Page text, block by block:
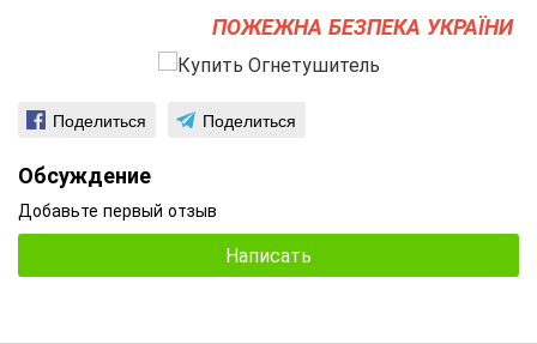
ПОЖЕЖНА БЕЗПЕКА УКРАЇНИ
Поделиться Поделиться
Обсуждение
Добавьте первый отзыв
Написать